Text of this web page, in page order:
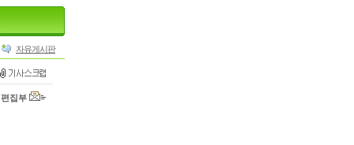
자유게시판
편집부